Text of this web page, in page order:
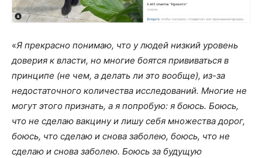
«Я прекрасно понимаю, что у людей низкий уровень
доверия к власти, но многие боятся прививаться в
принципе (не чем, а делать ли это вообще), из-за
недостаточного количества исследований. Многие не
могут этого признать, а я попробую: я боюсь. Боюсь,
что не сделаю вакцину и лишу себя множества дорог,
боюсь, что сделаю и снова заболею, боюсь, что не
сделаю и снова заболею. Боюсь за будущую